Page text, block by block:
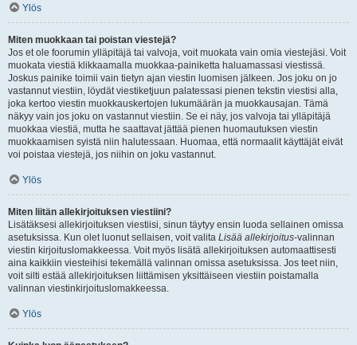
Ylös
Miten muokkaan tai poistan viestejä?
Jos et ole foorumin ylläpitäjä tai valvoja, voit muokata vain omia viestejäsi. Voit
muokata viestiä klikkaamalla muokkaa-painiketta haluamassasi viestissä.
Joskus painike toimii vain tietyn ajan viestin luomisen jälkeen. Jos joku on jo
vastannut viestiin, löydät viestiketjuun palatessasi pienen tekstin viestisi alla,
joka kertoo viestin muokkauskertojen lukumäärän ja muokkausajan. Tämä
näkyy vain jos joku on vastannut viestiin. Se ei näy, jos valvoja tai ylläpitäjä
muokkaa viestiä, mutta he saattavat jättää pienen huomautuksen viestin
muokkaamisen syistä niin halutessaan. Huomaa, että normaalit käyttäjät eivät
voi poistaa viestejä, jos niihin on joku vastannut.
Ylös
Miten liitän allekirjoituksen viestiini?
Lisätäksesi allekirjoituksen viestiisi, sinun täytyy ensin luoda sellainen omissa
asetuksissa. Kun olet luonut sellaisen, voit valita Lisää allekirjoitus-valinnan
viestin kirjoituslomakkeessa. Voit myös lisätä allekirjoituksen automaattisesti
aina kaikkiin viesteihisi tekemällä valinnan omissa asetuksissa. Jos teet niin,
voit silti estää allekirjoituksen liittämisen yksittäiseen viestiin poistamalla
valinnan viestinkirjoituslomakkeessa.
Ylös